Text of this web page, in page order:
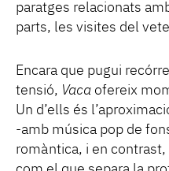
paratges relacionats
parts, les visites del
Encara que pugui
tensió, Vaca ofereix
Un d’ells és
-amb música pop de
romàntica, i en